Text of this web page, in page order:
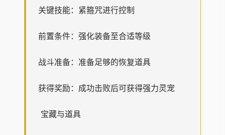
关键技能：紧箍咒进行控制
前置条件：强化装备至合适等级
战斗准备：准备足够的恢复道具
获得奖励：成功击败后可获得强力灵宠
宝藏与道具